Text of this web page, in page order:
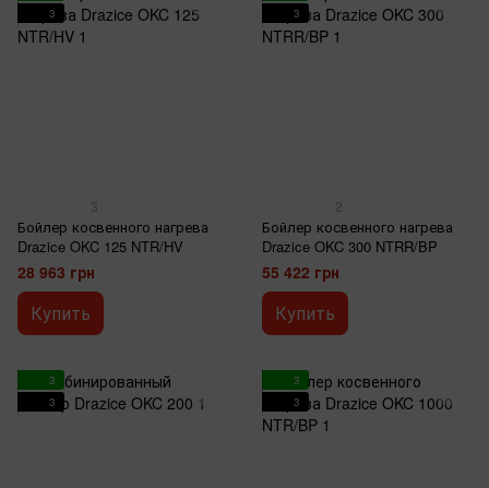
3
3
Бойлер косвенного нагрева
Drazice OKC 125 NTR/HV
28 963 грн
Купить
3
2
Бойлер косвенного нагрева
Drazice OKC 300 NTRR/BP
55 422 грн
Купить
3
3
3
3